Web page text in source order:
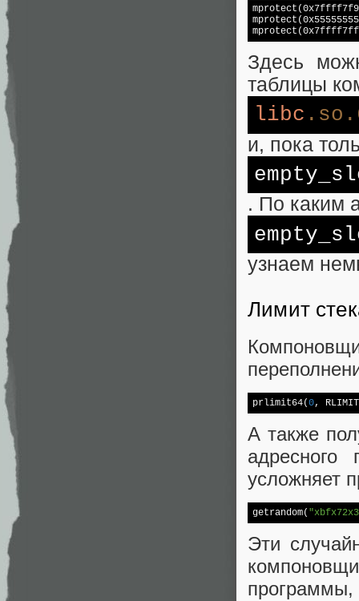
Здесь
таблицы
libc .so
и, пока
. По каким
узнаем
Лимит
prlimit64(0,
А также
адресного
усложняет
getrandom(
Эти
программы,